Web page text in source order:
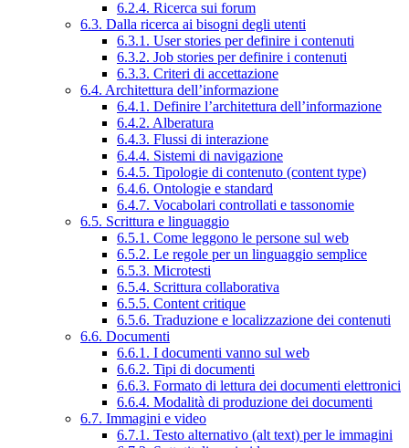
6.2.4. Ricerca sui forum
6.3. Dalla ricerca ai bisogni degli utenti
6.3.1. User stories per definire i contenuti
6.3.2. Job stories per definire i contenuti
6.3.3. Criteri di accettazione
6.4. Architettura dell’informazione
6.4.1. Definire l’architettura dell’informazione
6.4.2. Alberatura
6.4.3. Flussi di interazione
6.4.4. Sistemi di navigazione
6.4.5. Tipologie di contenuto (content type)
6.4.6. Ontologie e standard
6.4.7. Vocabolari controllati e tassonomie
6.5. Scrittura e linguaggio
6.5.1. Come leggono le persone sul web
6.5.2. Le regole per un linguaggio semplice
6.5.3. Microtesti
6.5.4. Scrittura collaborativa
6.5.5. Content critique
6.5.6. Traduzione e localizzazione dei contenuti
6.6. Documenti
6.6.1. I documenti vanno sul web
6.6.2. Tipi di documenti
6.6.3. Formato di lettura dei documenti elettronici
6.6.4. Modalità di produzione dei documenti
6.7. Immagini e video
6.7.1. Testo alternativo (alt text) per le immagini